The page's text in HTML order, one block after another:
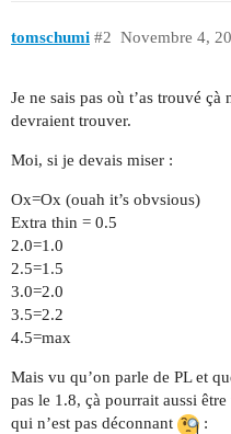
tomschumi Novembre 4,
#2
Je ne sais pas où t’as trouvé
devraient trouver.
Moi, si je devais miser :
Ox=Ox (ouah it’s obvsious)
Extra thin = 0.5
2.0=1.0
2.5=1.5
3.0=2.0
3.5=2.2
4.5=max
Mais vu qu’on parle de PL et
pas le 1.8, çà pourrait aussi être
qui n’est pas déconnant
: